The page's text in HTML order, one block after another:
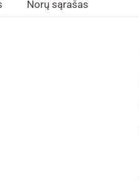
Norų sąrašas